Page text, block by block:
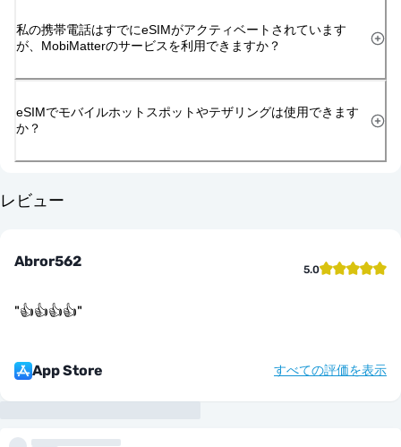
私の携帯電話はすでにeSIMがアクティベートされています
が、MobiMatterのサービスを利用できますか？
eSIMでモバイルホットスポットやテザリングは使用できます
か？
レビュー
Abror562 5.0
"👍👍👍👍"
App Store すべての評価を表示